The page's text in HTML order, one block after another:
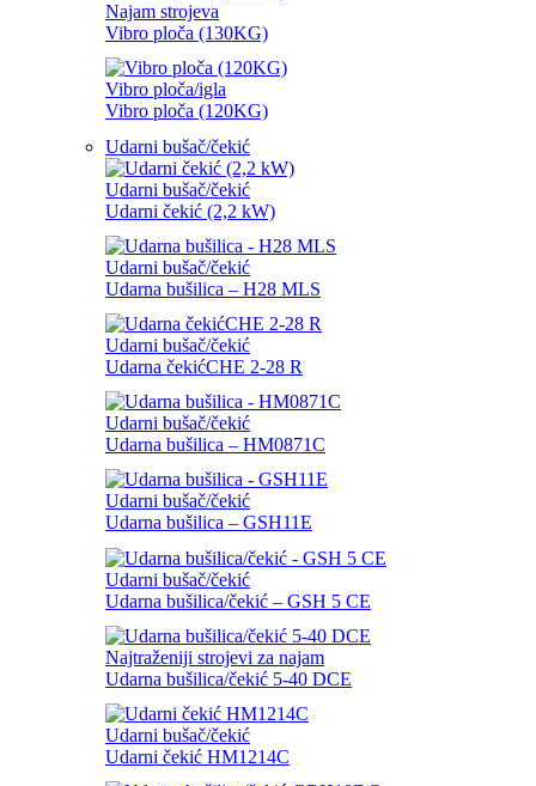
Najam strojeva
Vibro ploča (130KG)
Vibro ploča/igla
Vibro ploča (120KG)
Udarni bušač/čekić
Udarni bušač/čekić
Udarni čekić (2,2 kW)
Udarni bušač/čekić
Udarna bušilica – H28 MLS
Udarni bušač/čekić
Udarna čekićCHE 2-28 R
Udarni bušač/čekić
Udarna bušilica – HM0871C
Udarni bušač/čekić
Udarna bušilica – GSH11E
Udarni bušač/čekić
Udarna bušilica/čekić – GSH 5 CE
Najtraženiji strojevi za najam
Udarna bušilica/čekić 5-40 DCE
Udarni bušač/čekić
Udarni čekić HM1214C